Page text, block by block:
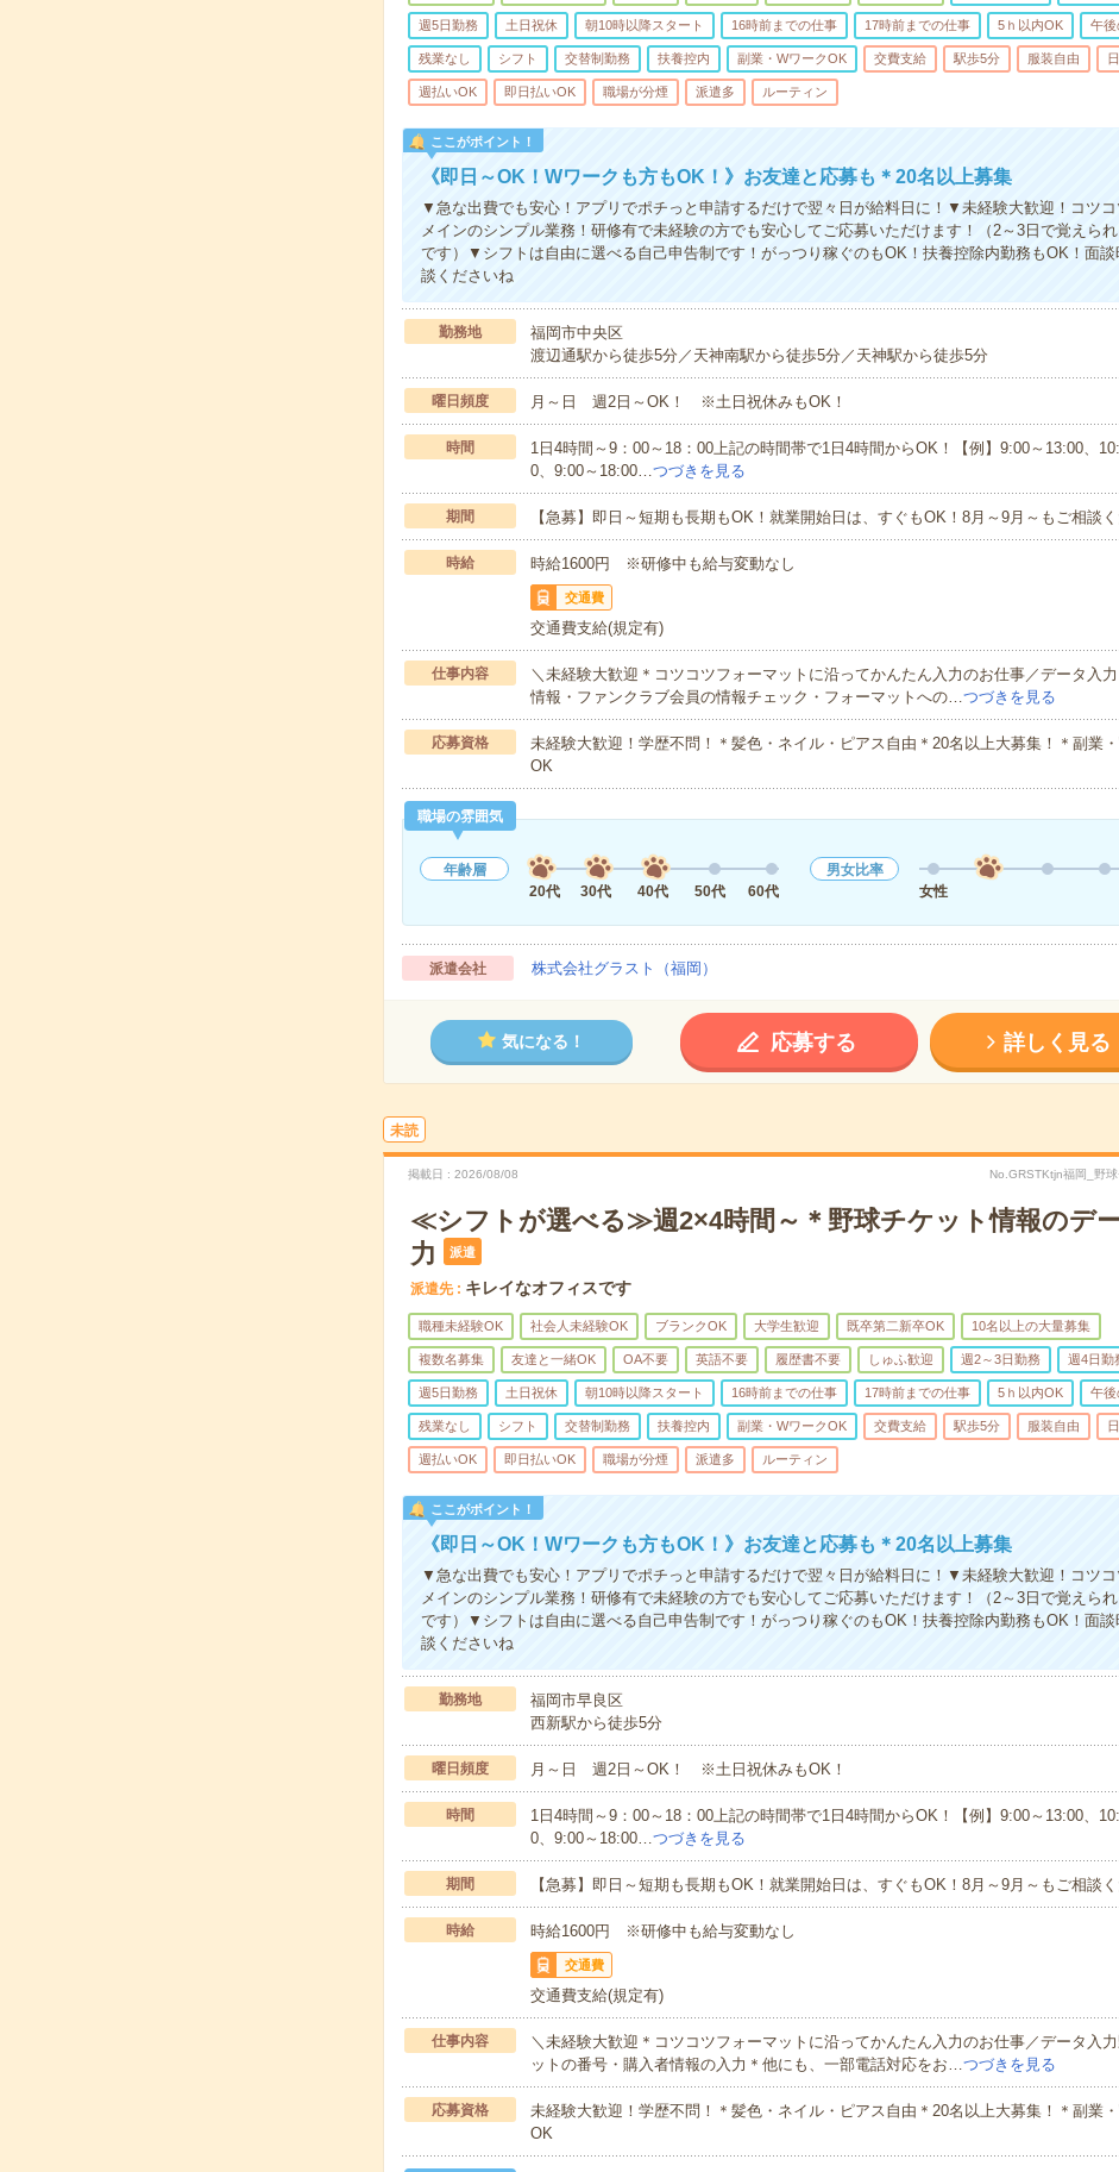
週5日勤務 土日祝休 朝10時以降スタート 16時前までの仕事 17時前までの仕事 5ｈ以内OK 午後
残業なし シフト 交替制勤務 扶養控内 副業・WワークOK 交費支給 駅歩5分 服装自由
週払いOK 即日払いOK 職場が分煙 派遣多 ルーティン
ここがポイント！
《即日～OK！Wワークも方もOK！》お友達と応募も＊20名以上募集
▼急な出費でも安心！アプリでポチっと申請するだけで翌々日が給料日に！▼未経験大歓迎！コツコ
メインのシンプル業務！研修有で未経験の方でも安心してご応募いただけます！（2～3日で覚えら
です）▼シフトは自由に選べる自己申告制です！がっつり稼ぐのもOK！扶養控除内勤務もOK！面談
談くださいね
勤務地
福岡市中央区
渡辺通駅から徒歩5分／天神南駅から徒歩5分／天神駅から徒歩5分
曜日頻度 月～日 週2日～OK！ ※土日祝休みもOK！
時間
1日4時間～9：00～18：00上記の時間帯で1日4時間からOK！【例】9:00～13:00、
0、9:00～18:00…つづきを見る
期間 【急募】即日～短期も長期もOK！就業開始日は、すぐもOK！8月～9月～もご相談く
時給 時給1600円 ※研修中も給与変動なし
交通費
交通費支給(規定有)
仕事内容
＼未経験大歓迎＊コツコツフォーマットに沿ってかんたん入力のお仕事／データ入
情報・ファンクラブ会員の情報チェック・フォーマットへの…つづきを見る
応募資格
未経験大歓迎！学歴不問！＊髪色・ネイル・ピアス自由＊20名以上大募集！＊副業
OK
職場の雰囲気
年齢層
20代
30代 40代 50代 60代
男女比率
女性
派遣会社 株式会社グラスト（福岡）
気になる！ 応募する 詳しく見る
未読
掲載日 2026/08/08 No.GRSTKtjn福岡_野
≪シフトが選べる≫週2×4時間～＊野球チケット情報のデ
力
派遣
派遣先 キレイなオフィスです
職種未経験OK 社会人未経験OK ブランクOK 大学生歓迎 既卒第二新卒OK 10名以上の大量募集
複数名募集 友達と一緒OK OA不要 英語不要 履歴書不要 しゅふ歓迎 週2～3日勤務 週4日勤
週5日勤務 土日祝休 朝10時以降スタート 16時前までの仕事 17時前までの仕事 5ｈ以内OK 午後
残業なし シフト 交替制勤務 扶養控内 副業・WワークOK 交費支給 駅歩5分 服装自由
週払いOK 即日払いOK 職場が分煙 派遣多 ルーティン
ここがポイント！
《即日～OK！Wワークも方もOK！》お友達と応募も＊20名以上募集
▼急な出費でも安心！アプリでポチっと申請するだけで翌々日が給料日に！▼未経験大歓迎！コツコ
メインのシンプル業務！研修有で未経験の方でも安心してご応募いただけます！（2～3日で覚えら
です）▼シフトは自由に選べる自己申告制です！がっつり稼ぐのもOK！扶養控除内勤務もOK！面談
談くださいね
勤務地
福岡市早良区
西新駅から徒歩5分
曜日頻度 月～日 週2日～OK！ ※土日祝休みもOK！
時間
1日4時間～9：00～18：00上記の時間帯で1日4時間からOK！【例】9:00～13:00、
0、9:00～18:00…つづきを見る
期間 【急募】即日～短期も長期もOK！就業開始日は、すぐもOK！8月～9月～もご相談く
時給 時給1600円 ※研修中も給与変動なし
交通費
交通費支給(規定有)
仕事内容
＼未経験大歓迎＊コツコツフォーマットに沿ってかんたん入力のお仕事／データ入
ットの番号・購入者情報の入力＊他にも、一部電話対応をお…つづきを見る
応募資格
未経験大歓迎！学歴不問！＊髪色・ネイル・ピアス自由＊20名以上大募集！＊副業
OK